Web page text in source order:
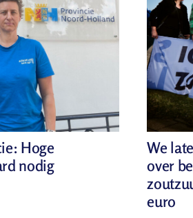
Hoge
nodig
We
over
euro